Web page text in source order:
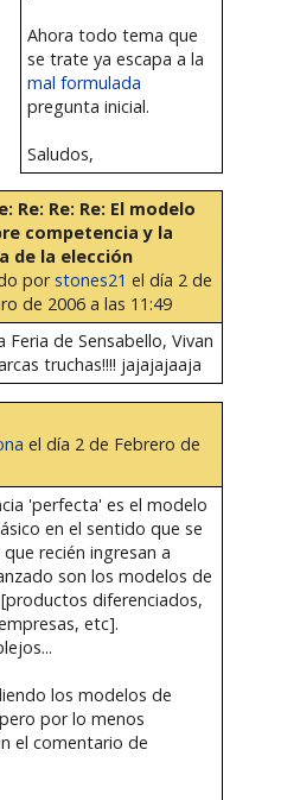
Ahora todo tema que
se trate ya escapa a la
mal formulada
pregunta inicial.
Saludos,
Re: Re: Re: El modelo
competencia y la
de la elección
porstones21 el día 2 de
de 2006 a las 11:49
Feria de Sensabello, Vivan
truchas!!!! jajajajaaja
el día 2 de Febrero de
'perfecta' es el modelo
en el sentido que se
recién ingresan a
son los modelos de
diferenciados,
etc].
los modelos de
por lo menos
el comentario de